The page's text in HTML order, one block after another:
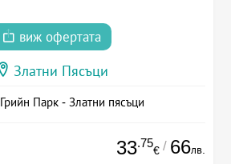
виж офертата
Златни Пясъци
Парк - Златни пясъци
33.75
€ / 66лв.